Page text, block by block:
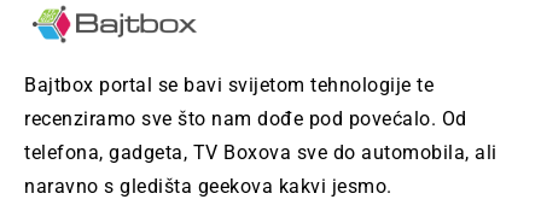
Bajtbox portal se bavi svijetom tehnologije te
recenziramo sve što nam dođe pod povećalo. Od
telefona, gadgeta, TV Boxova sve do automobila, ali
naravno s gledišta geekova kakvi jesmo.